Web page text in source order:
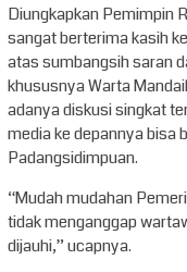
Diungkapkan Pemimpin
sangat berterima kasih
atas sumbangsih saran
khususnya Warta
adanya diskusi singkat
media ke depannya bisa
Padangsidimpuan.
“Mudah mudahan
tidak menganggap
dijauhi,” ucapnya.